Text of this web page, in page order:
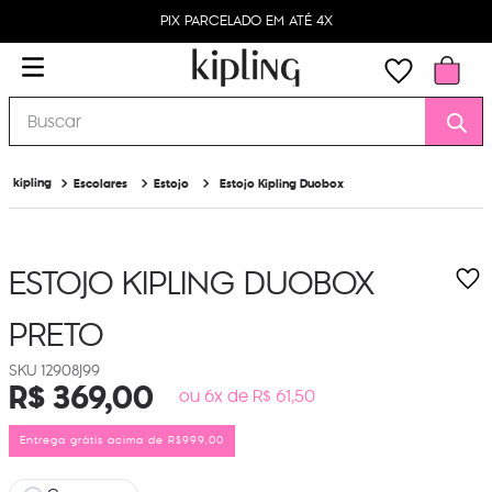
PIX PARCELADO EM ATÉ 4X
Buscar
Escolares Estojo Estojo Kipling Duobox
ESTOJO KIPLING DUOBOX
PRETO
12908J99
R$369,00 ou 6x de R$ 61,50
Entrega grátis acima de R$999,00